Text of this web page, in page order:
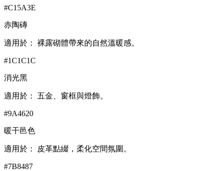
#C15A3E
赤陶磚
適用於： 裸露砌體帶來的自然溫暖感。
#1C1C1C
消光黑
適用於： 五金、窗框與燈飾。
#9A4620
暖干邑色
適用於： 皮革點綴，柔化空間氛圍。
#7B8487